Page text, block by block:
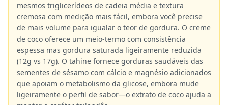
mesmos triglicerídeos de cadeia média e textura
cremosa com medição mais fácil, embora você precise
de mais volume para igualar o teor de gordura. O creme
de coco oferece um meio-termo com consistência
espessa mas gordura saturada ligeiramente reduzida
(12g vs 17g). O tahine fornece gorduras saudáveis das
sementes de sésamo com cálcio e magnésio adicionados
que apoiam o metabolismo da glicose, embora mude
ligeiramente o perfil de sabor—o extrato de coco ajuda a